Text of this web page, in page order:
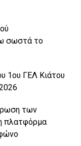
σωστά το
1ου ΓΕΛ Κιάτου
των
πλατφόρμα